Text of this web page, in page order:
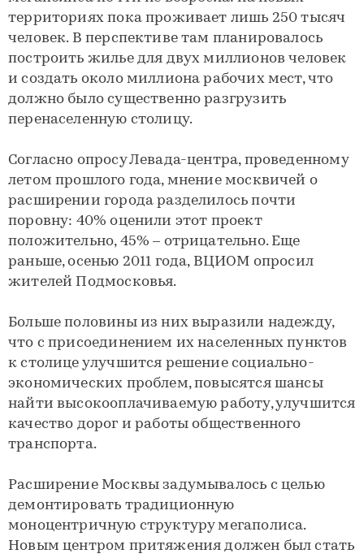
территориях пока проживает лишь 250 тысяч
человек. В перспективе там планировалось
построить жилье для двух миллионов человек
и создать около миллиона рабочих мест, что
должно было существенно разгрузить
перенаселенную столицу.
Согласно опросу Левада-центра, проведенному
летом прошлого года, мнение москвичей о
расширении города разделилось почти
поровну: 40% оценили этот проект
положительно, 45% – отрицательно. Еще
раньше, осенью 2011 года, ВЦИОМ опросил
жителей Подмосковья.
Больше половины из них выразили надежду,
что с присоединением их населенных пунктов
к столице улучшится решение социально-
экономических проблем, повысятся шансы
найти высокооплачиваемую работу, улучшится
качество дорог и работы общественного
транспорта.
Расширение Москвы задумывалось с целью
демонтировать традиционную
моноцентричную структуру мегаполиса.
Новым центром притяжения должен был стать